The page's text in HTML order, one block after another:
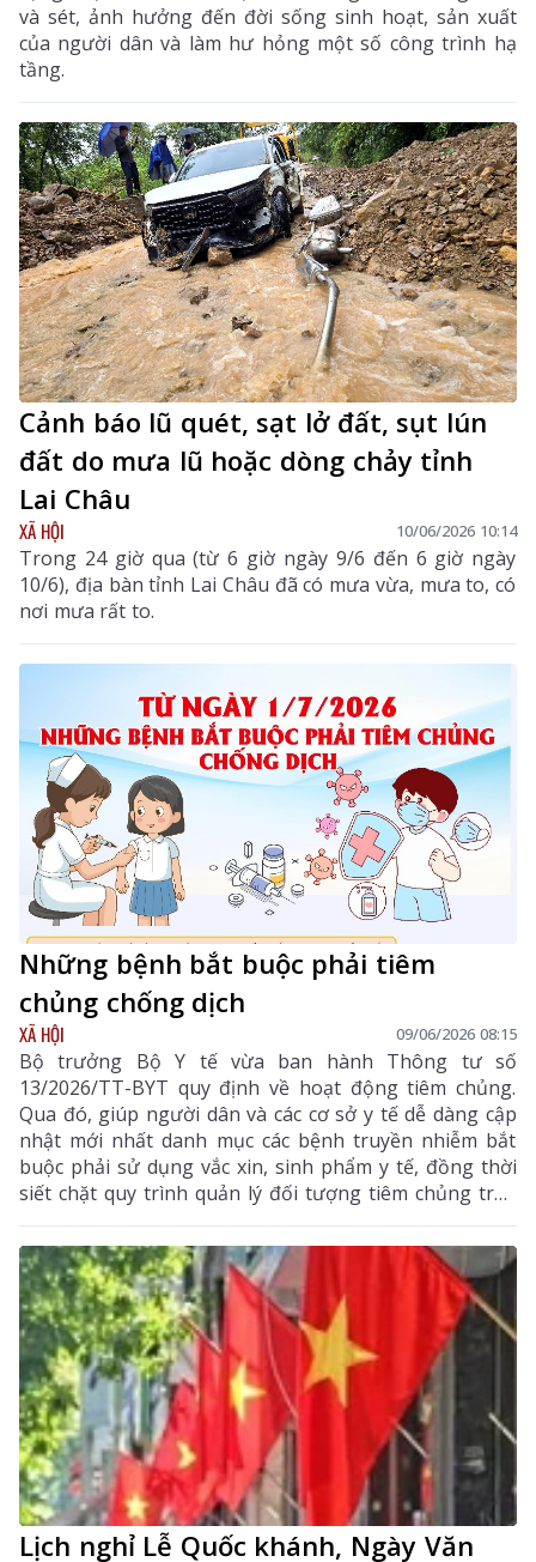
và sét, ảnh hưởng đến đời sống sinh hoạt, sản xuất
của người dân và làm hư hỏng một số công trình hạ
tầng.
Cảnh báo lũ quét, sạt lở đất, sụt lún
đất do mưa lũ hoặc dòng chảy tỉnh
Lai Châu
XÃ HỘI 10/06/2026 10:14
Trong 24 giờ qua (từ 6 giờ ngày 9/6 đến 6 giờ ngày
10/6), địa bàn tỉnh Lai Châu đã có mưa vừa, mưa to, có
nơi mưa rất to.
Những bệnh bắt buộc phải tiêm
chủng chống dịch
XÃ HỘI 09/06/2026 08:15
Bộ trưởng Bộ Y tế vừa ban hành Thông tư số
13/2026/TT-BYT quy định về hoạt động tiêm chủng.
Qua đó, giúp người dân và các cơ sở y tế dễ dàng cập
nhật mới nhất danh mục các bệnh truyền nhiễm bắt
buộc phải sử dụng vắc xin, sinh phẩm y tế, đồng thời
siết chặt quy trình quản lý đối tượng tiêm chủng trên
Hệ thống thông tin quốc gia.
Lịch nghỉ Lễ Quốc khánh, Ngày Văn